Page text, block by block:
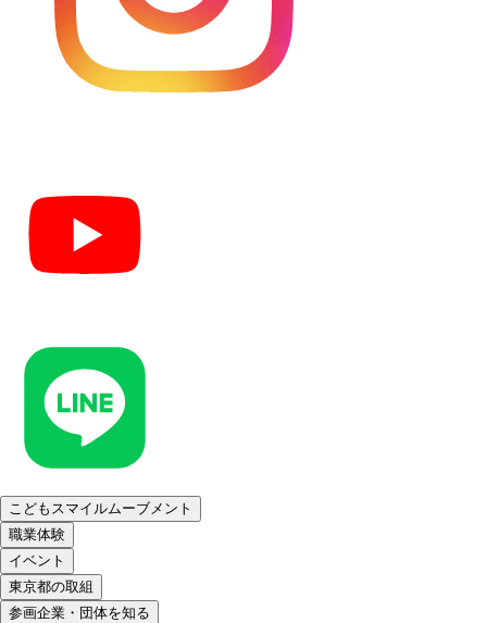
こどもスマイルムーブメント
職業体験
イベント
東京都の取組
参画企業・団体を知る